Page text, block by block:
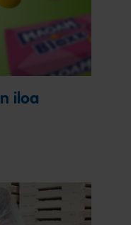
iloa